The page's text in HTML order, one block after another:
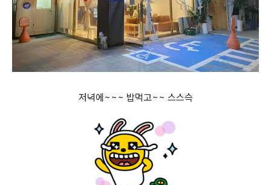
저녁에~~~ 밥먹고~~ 스스슥